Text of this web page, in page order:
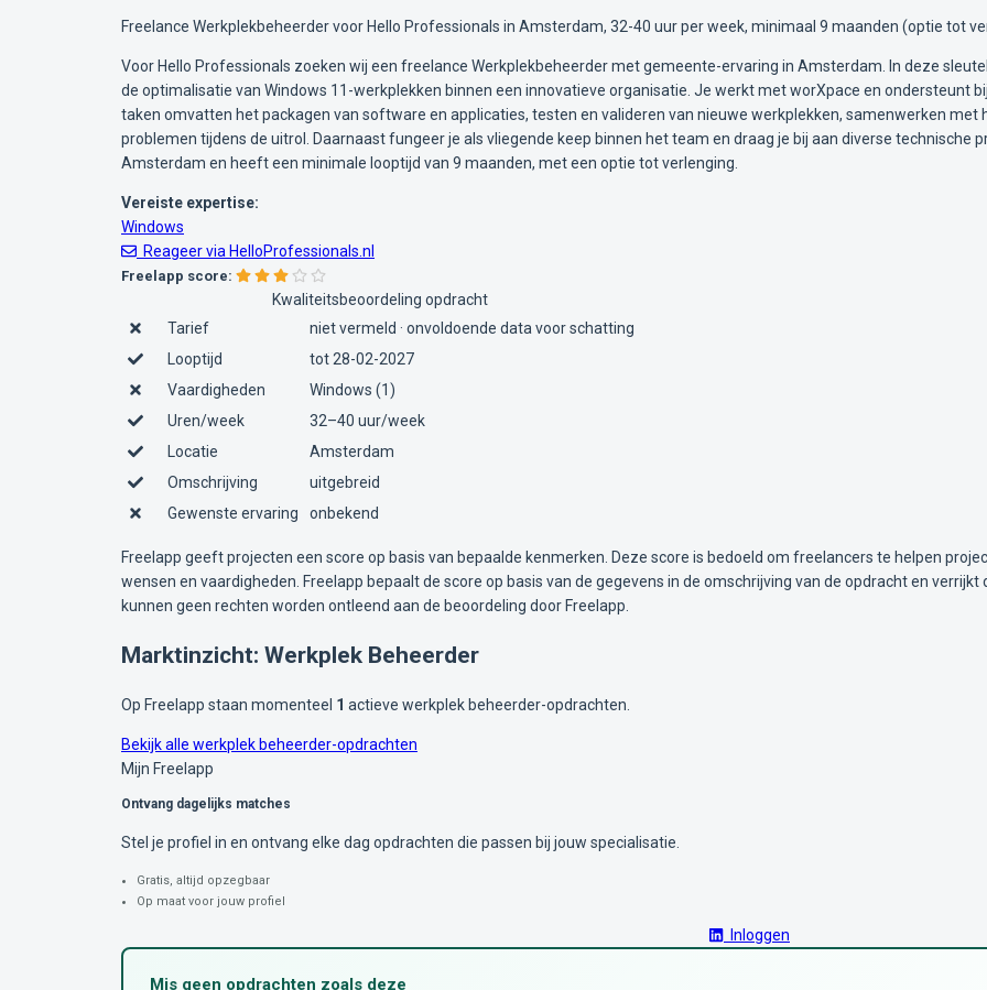
Freelance Werkplekbeheerder voor Hello Professionals in Amsterdam, 32-40 uur per week, minimaal 9 maanden (optie tot
Voor Hello Professionals zoeken wij een freelance Werkplekbeheerder met gemeente-ervaring in Amsterdam. In deze
de optimalisatie van Windows 11-werkplekken binnen een innovatieve organisatie. Je werkt met worXpace en ondersteunt
taken omvatten het packagen van software en applicaties, testen en valideren van nieuwe werkplekken, samenwerken
problemen tijdens de uitrol. Daarnaast fungeer je als vliegende keep binnen het team en draag je bij aan diverse technische
Amsterdam en heeft een minimale looptijd van 9 maanden, met een optie tot verlenging.
Vereiste expertise:
Windows
Reageer via HelloProfessionals.nl
Freelapp score:
Kwaliteitsbeoordeling opdracht
Tarief
niet vermeld · onvoldoende data voor schatting
Looptijd
tot 28-02-2027
Vaardigheden
Windows (1)
Uren/week
32–40 uur/week
Locatie
Amsterdam
Omschrijving
uitgebreid
Gewenste ervaring
onbekend
Freelapp geeft projecten een score op basis van bepaalde kenmerken. Deze score is bedoeld om freelancers te helpen
wensen en vaardigheden. Freelapp bepaalt de score op basis van de gegevens in de omschrijving van de opdracht en
kunnen geen rechten worden ontleend aan de beoordeling door Freelapp.
Marktinzicht: Werkplek Beheerder
Op Freelapp staan momenteel 1 actieve werkplek beheerder-opdrachten.
Bekijk alle werkplek beheerder-opdrachten
Mijn Freelapp
Ontvang dagelijks matches
Stel je profiel in en ontvang elke dag opdrachten die passen bij jouw specialisatie.
Gratis, altijd opzegbaar
Op maat voor jouw profiel
Inloggen
Mis geen opdrachten zoals deze